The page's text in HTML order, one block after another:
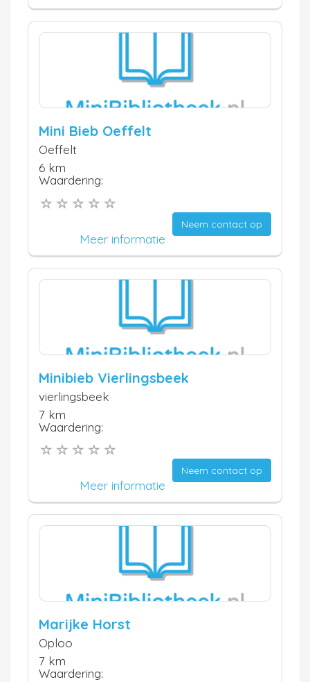
Mini Bieb Oeffelt
Oeffelt
6 km
Waardering:
Neem contact op
Meer informatie
Minibieb Vierlingsbeek
vierlingsbeek
7 km
Waardering:
Neem contact op
Meer informatie
Marijke Horst
Oploo
7 km
Waardering: